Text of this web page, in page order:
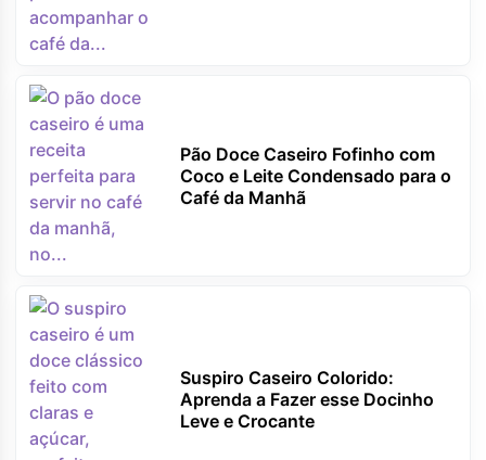
Pão Doce Caseiro Fofinho com
Coco e Leite Condensado para o
Café da Manhã
Suspiro Caseiro Colorido:
Aprenda a Fazer esse Docinho
Leve e Crocante